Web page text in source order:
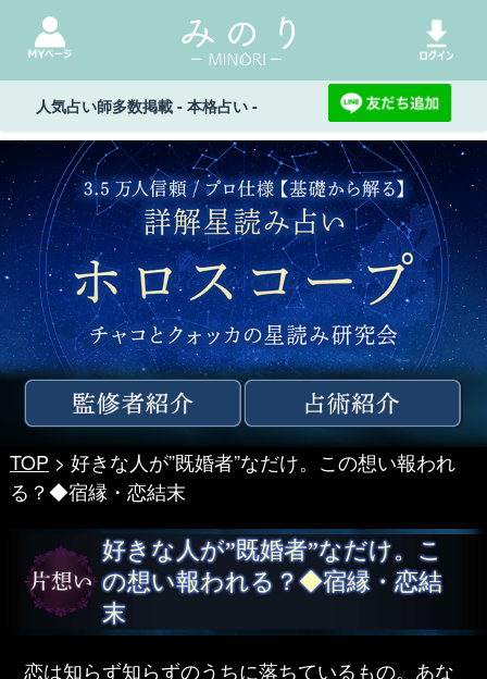
人気占い師多数掲載 - 本格占い -
TOP > 好きな人が”既婚者”なだけ。この想い報われ
る？◆宿縁・恋結末
好きな人が”既婚者”なだけ。こ
の想い報われる？◆宿縁・恋結
末
恋は知らず知らずのうちに落ちているもの。あな